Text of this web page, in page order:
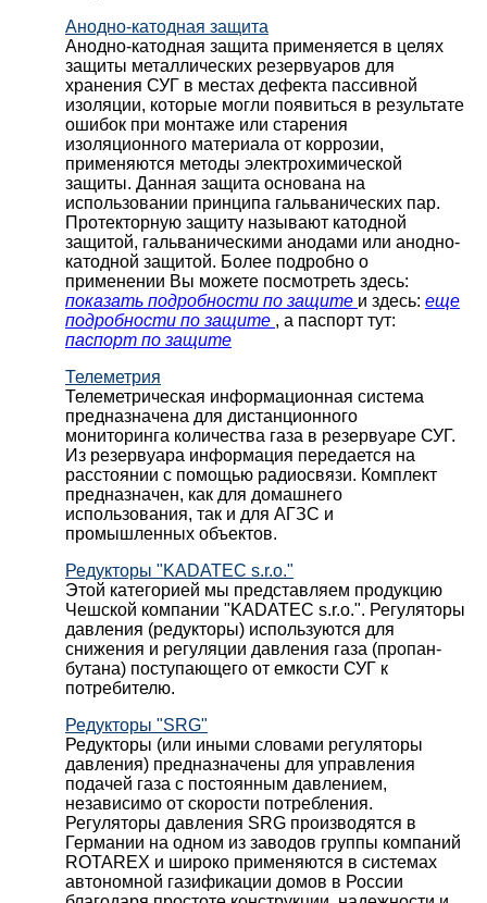
Анодно-катодная защита
Анодно-катодная защита применяется в целях
защиты металлических резервуаров для
хранения СУГ в местах дефекта пассивной
изоляции, которые могли появиться в результате
ошибок при монтаже или старения
изоляционного материала от коррозии,
применяются методы электрохимической
защиты. Данная защита основана на
использовании принципа гальванических пар.
Протекторную защиту называют катодной
защитой, гальваническими анодами или анодно-
катодной защитой. Более подробно о
применении Вы можете посмотреть здесь:
показать подробности по защите и здесь: еще
подробности по защите , а паспорт тут:
паспорт по защите
Телеметрия
Телеметрическая информационная система
предназначена для дистанционного
мониторинга количества газа в резервуаре СУГ.
Из резервуара информация передается на
расстоянии с помощью радиосвязи. Комплект
предназначен, как для домашнего
использования, так и для АГЗС и
промышленных объектов.
Редукторы "KADATEC s.r.o."
Этой категорией мы представляем продукцию
Чешской компании "KADATEC s.r.o.". Регуляторы
давления (редукторы) используются для
снижения и регуляции давления газа (пропан-
бутана) поступающего от емкости СУГ к
потребителю.
Редукторы "SRG"
Редукторы (или иными словами регуляторы
давления) предназначены для управления
подачей газа с постоянным давлением,
независимо от скорости потребления.
Регуляторы давления SRG производятся в
Германии на одном из заводов группы компаний
ROTAREX и широко применяются в системах
автономной газификации домов в России